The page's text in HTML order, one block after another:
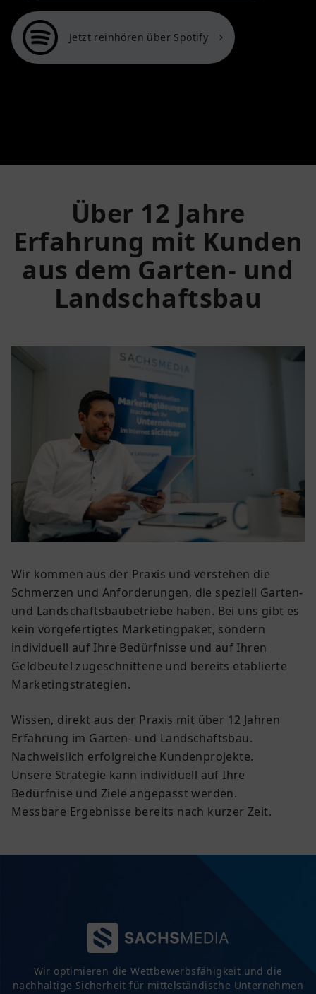
Jetzt reinhören über Spotify
Über 12 Jahre
Erfahrung mit Kunden
aus dem Garten- und
Landschaftsbau
Wir kommen aus der Praxis und verstehen die
Schmerzen und Anforderungen, die speziell Garten-
und Landschaftsbaubetriebe haben. Bei uns gibt es
kein vorgefertigtes Marketingpaket, sondern
individuell auf Ihre Bedürfnisse und auf Ihren
Geldbeutel zugeschnittene und bereits etablierte
Marketingstrategien.
Wissen, direkt aus der Praxis mit über 12 Jahren
Erfahrung im Garten- und Landschaftsbau.
Nachweislich erfolgreiche Kundenprojekte.
Unsere Strategie kann individuell auf Ihre
Bedürfnise und Ziele angepasst werden.
Messbare Ergebnisse bereits nach kurzer Zeit.
Wir optimieren die Wettbewerbsfähigkeit und die
nachhaltige Sicherheit für mittelständische Unternehmen